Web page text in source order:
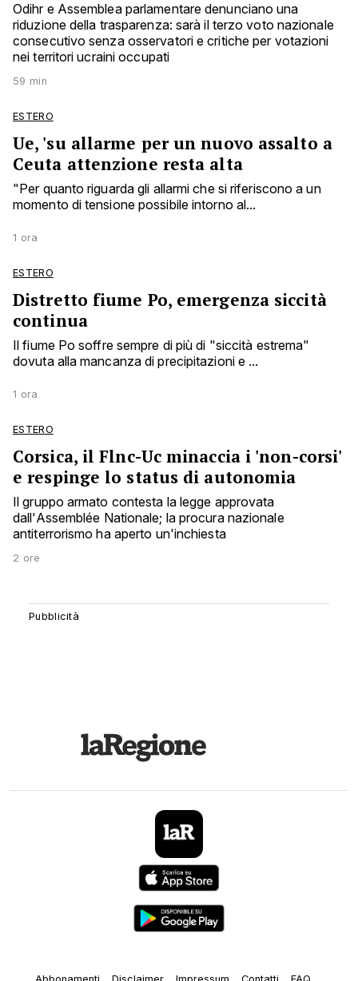
Odihr e Assemblea parlamentare denunciano una
riduzione della trasparenza: sarà il terzo voto nazionale
consecutivo senza osservatori e critiche per votazioni
nei territori ucraini occupati
59 min
ESTERO
Ue, 'su allarme per un nuovo assalto a
Ceuta attenzione resta alta
"Per quanto riguarda gli allarmi che si riferiscono a un
momento di tensione possibile intorno al...
1 ora
ESTERO
Distretto fiume Po, emergenza siccità
continua
Il fiume Po soffre sempre di più di "siccità estrema"
dovuta alla mancanza di precipitazioni e ...
1 ora
ESTERO
Corsica, il Flnc-Uc minaccia i 'non-corsi'
e respinge lo status di autonomia
Il gruppo armato contesta la legge approvata
dall'Assemblée Nationale; la procura nazionale
antiterrorismo ha aperto un'inchiesta
2 ore